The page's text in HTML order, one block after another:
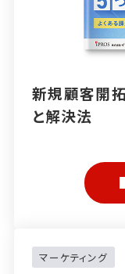
新規顧客開
と解決法
マーケティング